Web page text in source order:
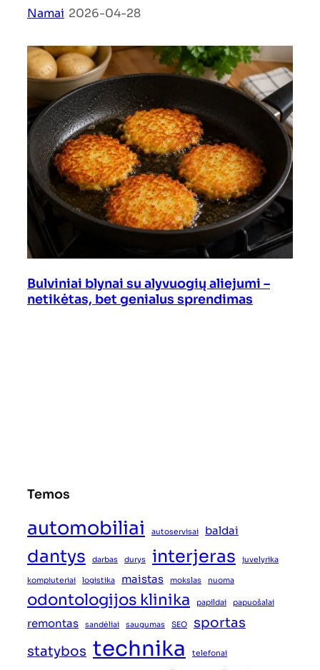
Namai 2026-04-28
Bulviniai blynai su alyvuogių aliejumi –
netikėtas, bet genialus sprendimas
Temos
automobiliai autoservisai baldai
dantys darbas durys interjeras juvelyrika
kompiuteriai logistika maistas mokslas nuoma
odontologijos klinika papildai papuošalai
remontas sandėliai saugumas SEO
sportas
statybos technika telefonai